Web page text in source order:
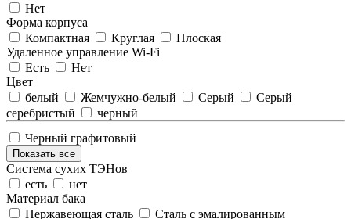
Нет
Форма корпуса
Компактная
Круглая
Плоская
Удаленное управление Wi-Fi
Есть
Нет
Цвет
белый
Жемчужно-белый Серый
Серый
серебристый
черный
Черный графитовый
Показать все
Система сухих ТЭНов
есть
нет
Материал бака
Нержавеющая сталь
Сталь с эмалированным